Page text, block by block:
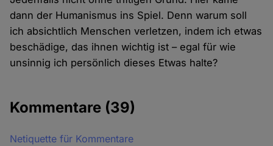
dann der Humanismus ins Spiel. Denn warum soll
ich absichtlich Menschen verletzen, indem ich etwas
beschädige, das ihnen wichtig ist – egal für wie
unsinnig ich persönlich dieses Etwas halte?
Kommentare (39)
Netiquette für Kommentare